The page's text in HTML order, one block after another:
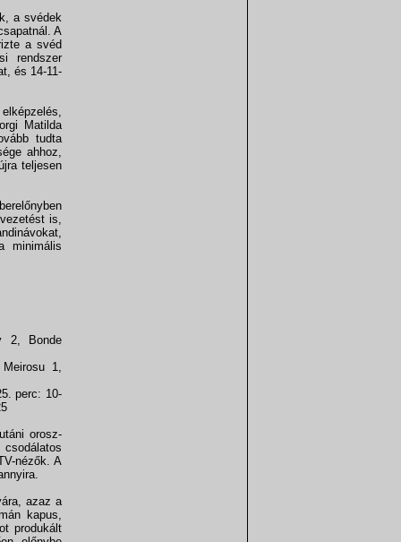
a svédek
A
a svéd
rendszer
és 14-11-
Matilda
tudta
ahhoz,
teljesen
is,
minimális
2, Bonde
1,
perc: 10-
orosz-
nézők. A
azaz a
kapus,
produkált